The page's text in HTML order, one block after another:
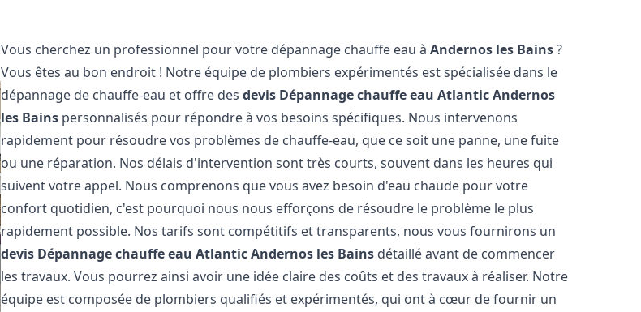
Vous cherchez un professionnel pour votre dépannage chauffe eau àAndernos les Bains?
Vous êtes au bon endroit ! Notre équipe de plombiers expérimentés est spécialisée dans le
dépannage de chauffe-eau et offre desdevis Dépannage chauffe eau AtlanticAndernos
les Bains personnalisés pour répondre à vos besoins spécifiques. Nous intervenons
rapidement pour résoudre vos problèmes de chauffe-eau, que ce soit une panne, une fuite
ou une réparation. Nos délais d'intervention sont très courts, souvent dans les heures qui
suivent votre appel. Nous comprenons que vous avez besoin d'eau chaude pour votre
confort quotidien, c'est pourquoi nous nous efforçons de résoudre le problème le plus
rapidement possible. Nos tarifs sont compétitifs et transparents, nous vous fournirons un
devis Dépannage chauffe eau AtlanticAndernos les Bains détaillé avant de commencer
les travaux. Vous pourrez ainsi avoir une idée claire des coûts et des travaux à réaliser. Notre
équipe est composée de plombiers qualifiés et expérimentés, qui ont à cœur de fournir un